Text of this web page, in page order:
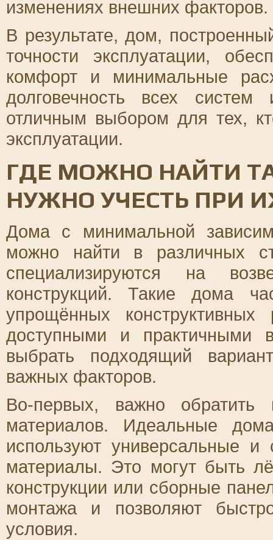
изменениях внешних факторов.
В результате, дом,
точности эксплуатации,
комфорт и минимальные
долговечность всех
отличным выбором для тех,
эксплуатации.
ГДЕ МОЖНО НАЙТИ
НУЖНО УЧЕСТЬ ПРИ
Дома с минимальной
можно найти в различных
специализируются на
конструкций. Такие дома
упрощённых
доступными и практичными
выбрать подходящий
важных факторов.
Во-первых, важно обратить
материалов. Идеальные
используют универсальные
материалы. Это могут быть
конструкции или сборные
монтажа и позволяют
условия.